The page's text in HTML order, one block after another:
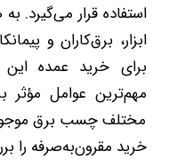
استفاده قرار می‌گیرد.
ابزار، برق‌کاران و
برای خرید عمده
مهم‌ترین عوامل
مختلف چسب برق موجود
خرید مقرون‌به‌صرفه را